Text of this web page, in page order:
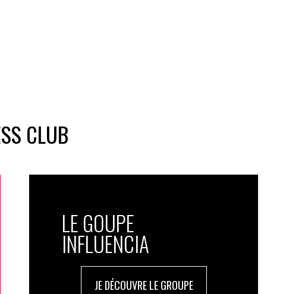
CLUB
LE GOUPE
INFLUENCIA
JE DÉCOUVRE LE GROUPE